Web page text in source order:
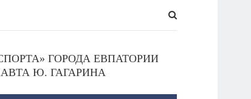
ГОРОДА ЕВПАТОРИИ
Ю. ГАГАРИНА